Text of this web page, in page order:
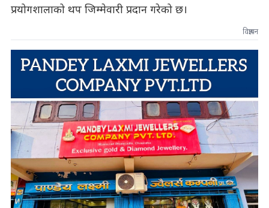
प्रयोगशालाको थप जिम्मेवारी प्रदान गरेको छ।
विज्ञापन